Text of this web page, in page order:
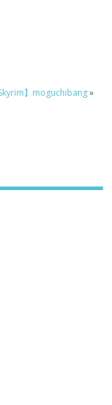
Skyrim】moguchibang»